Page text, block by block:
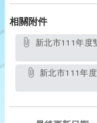
相關附件